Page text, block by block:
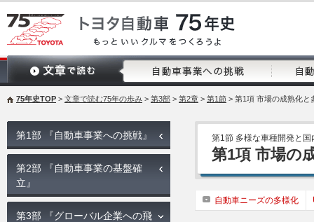
75年史TOP > 文章で読む75年の歩み > 第3部 > 第2章 > 第1節 > 第1項 市場の成熟化と
第1節 多様な車種開発と国
第1項 市場の
自動車ニーズの多様化
第1部 『自動車事業への挑戦』
第2部 『自動車事業の基盤確
立』
第3部 『グローバル企業への飛